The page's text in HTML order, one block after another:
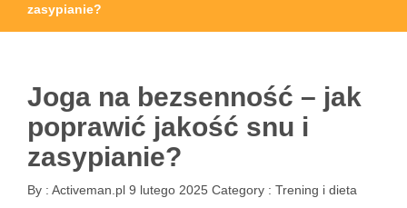
zasypianie?
Joga na bezsenność – jak
poprawić jakość snu i
zasypianie?
By : Activeman.pl 9 lutego 2025 Category : Trening i dieta